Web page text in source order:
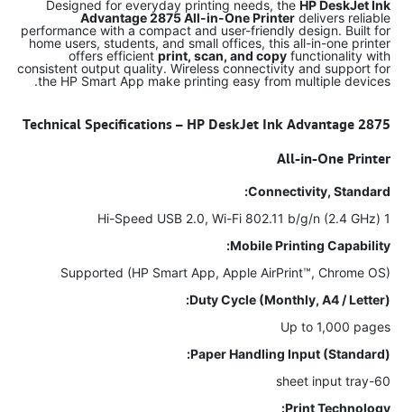
Designed for everyday printing needs, the HP DeskJet Ink
Advantage 2875 All-in-One Printer delivers reliable
performance with a compact and user-friendly design. Built for
home users, students, and small offices, this all-in-one printer
offers efficientprint, scan, and copy functionality with
consistent output quality. Wireless connectivity and support for
the HP Smart App make printing easy from multiple devices.
Technical Specifications – HP DeskJet Ink Advantage 2875
All-in-One Printer
Connectivity, Standard:
1 Hi-Speed USB 2.0, Wi-Fi 802.11 b/g/n (2.4 GHz)
Mobile Printing Capability:
Supported (HP Smart App, Apple AirPrint™, Chrome OS)
Duty Cycle (Monthly, A4 / Letter):
Up to 1,000 pages
Paper Handling Input (Standard):
60-sheet input tray
Print Technology: